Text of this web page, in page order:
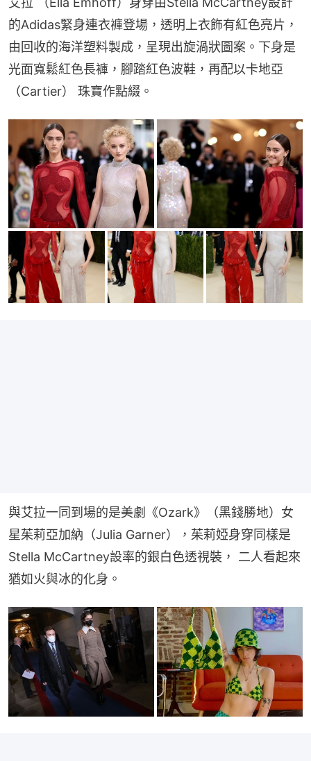
的Adidas緊身連衣褲登場，透明上衣飾有紅色亮片，
由回收的海洋塑料製成，呈現出旋渦狀圖案。下身是
光面寬鬆紅色長褲，腳踏紅色波鞋，再配以卡地亞
（Cartier） 珠寶作點綴。
與艾拉一同到場的是美劇《Ozark》（黑錢勝地）女
星茱莉亞加納（Julia Garner），茱莉婭身穿同樣是
Stella McCartney設率的銀白色透視裝， 二人看起來
猶如火與冰的化身。